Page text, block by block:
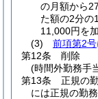
の月額から
た額の2分の
11,000円を
(3)
前項第2号
第12条
削除
(時間外勤務手
第13条
正規の
には正規の勤